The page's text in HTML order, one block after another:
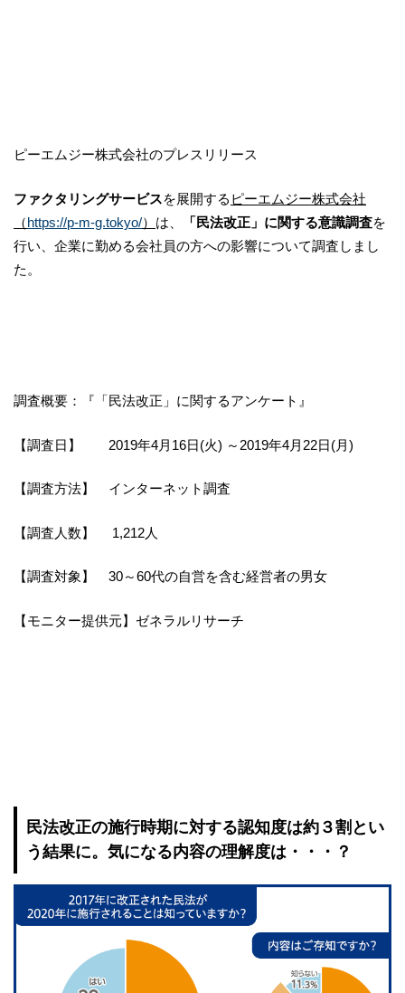
ピーエムジー株式会社のプレスリリース
ファクタリングサービスを展開する ピーエムジー株式会社
（https://p-m-g.tokyo/） は、 「民法改正」に関する意識調査を
行い、企業に勤める会社員の方への影響について調査しまし
た。
調査概要：『「民法改正」に関するアンケート』
【調査日】 2019年4月16日(火) ～2019年4月22日(月)
【調査方法】 インターネット調査
【調査人数】 1,212人
【調査対象】 30～60代の自営を含む経営者の男女
【モニター提供元】ゼネラルリサーチ
民法改正の施行時期に対する認知度は約３割とい
う結果に。気になる内容の理解度は・・・？